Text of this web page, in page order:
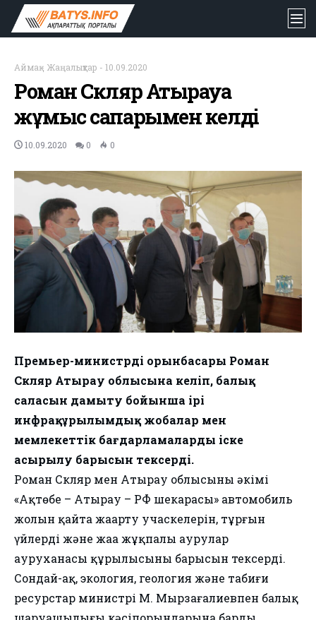
Аймақ- Жаңалықтар - 10.09.2020
Роман Скляр Атырауға
жұмыс сапарымен келді
10.09.2020 0 0
Премьер-министрдің орынбасары Роман
Скляр Атырау облысына келіп, балық
саласын дамыту бойынша ірі
инфрақұрылымдық жобалар мен
мемлекеттік бағдарламалардың іске
асырылу барысын тексерді.
Роман Скляр мен Атырау облысының әкімі
«Ақтөбе – Атырау – РФ шекарасы» автомобиль
жолын қайта жаңарту учаскелерін, тұрғын
үйлердің және жаңа жұқпалы аурулар
ауруханасы құрылысының барысын тексерді.
Сондай-ақ, экология, геология және табиғи
ресурстар министрі М. Мырзағалиевпен балық